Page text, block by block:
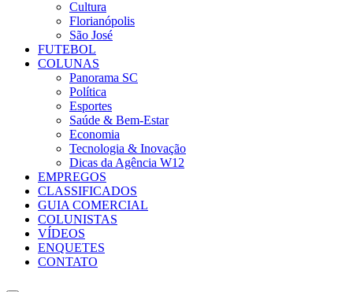
Cultura
Florianópolis
São José
FUTEBOL
COLUNAS
Panorama SC
Política
Esportes
Saúde & Bem-Estar
Economia
Tecnologia & Inovação
Dicas da Agência W12
EMPREGOS
CLASSIFICADOS
GUIA COMERCIAL
COLUNISTAS
VÍDEOS
ENQUETES
CONTATO